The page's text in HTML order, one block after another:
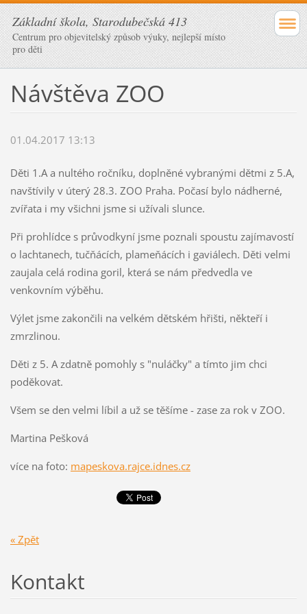
Základní škola, Starodubečská 413
Centrum pro objevitelský způsob výuky, nejlepší místo
pro děti
Návštěva ZOO
01.04.2017 13:13
Děti 1.A a nultého ročníku, doplněné vybranými dětmi z 5.A,
navštívily v úterý 28.3. ZOO Praha. Počasí bylo nádherné,
zvířata i my všichni jsme si užívali slunce.
Při prohlídce s průvodkyní jsme poznali spoustu zajímavostí
o lachtanech, tučňácích, plameňácích i gaviálech. Děti velmi
zaujala celá rodina goril, která se nám předvedla ve
venkovním výběhu.
Výlet jsme zakončili na velkém dětském hřišti, někteří i
zmrzlinou.
Děti z 5. A zdatně pomohly s "nuláčky" a tímto jim chci
poděkovat.
Všem se den velmi líbil a už se těšíme - zase za rok v ZOO.
Martina Pešková
více na foto: mapeskova.rajce.idnes.cz
« Zpět
Kontakt